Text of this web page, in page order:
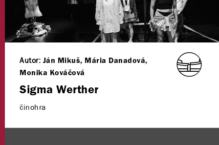
Autor: Ján Mikuš, Mária Danadová,
Monika Kováčová
Sigma Werther
činohra